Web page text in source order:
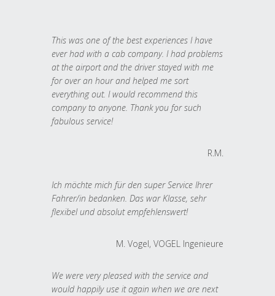
This was one of the best experiences I have
ever had with a cab company. I had problems
at the airport and the driver stayed with me
for over an hour and helped me sort
everything out. I would recommend this
company to anyone. Thank you for such
fabulous service!
R.M.
Ich möchte mich für den super Service Ihrer
Fahrer/in bedanken. Das war Klasse, sehr
flexibel und absolut empfehlenswert!
M. Vogel, VOGEL Ingenieure
We were very pleased with the service and
would happily use it again when we are next